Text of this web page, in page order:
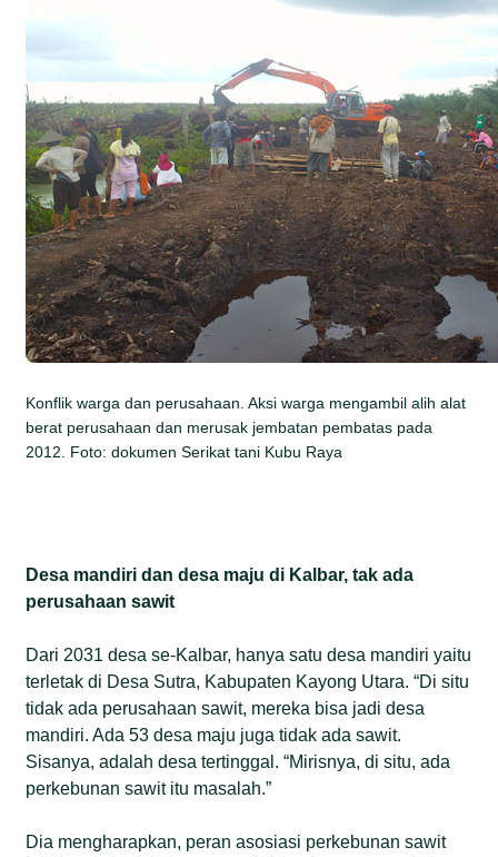
Konflik warga dan perusahaan. Aksi warga mengambil alih alat
berat perusahaan dan merusak jembatan pembatas pada
2012. Foto: dokumen Serikat tani Kubu Raya
Desa mandiri dan desa maju di Kalbar, tak ada
perusahaan sawit
Dari 2031 desa se-Kalbar, hanya satu desa mandiri yaitu
terletak di Desa Sutra, Kabupaten Kayong Utara. “Di situ
tidak ada perusahaan sawit, mereka bisa jadi desa
mandiri. Ada 53 desa maju juga tidak ada sawit.
Sisanya, adalah desa tertinggal. “Mirisnya, di situ, ada
perkebunan sawit itu masalah.”
Dia mengharapkan, peran asosiasi perkebunan sawit